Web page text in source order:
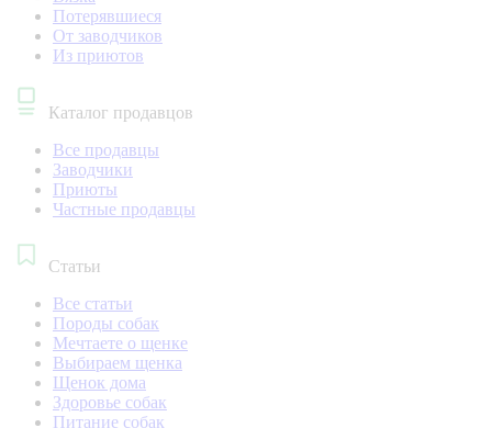
Потерявшиеся
От заводчиков
Из приютов
Каталог продавцов
Все продавцы
Заводчики
Приюты
Частные продавцы
Статьи
Все статьи
Породы собак
Мечтаете о щенке
Выбираем щенка
Щенок дома
Здоровье собак
Питание собак